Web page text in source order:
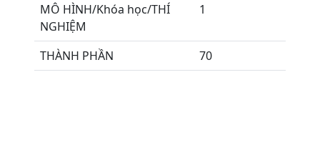
MÔ HÌNH/Khóa học/THÍ
NGHIỆM
1
THÀNH PHẦN 70